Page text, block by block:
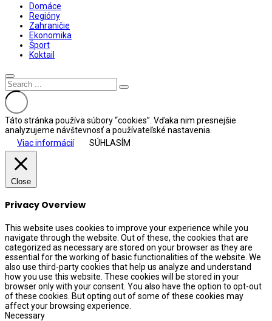
Domáce
Regióny
Zahraničie
Ekonomika
Šport
Koktail
Táto stránka používa súbory “cookies”. Vďaka nim presnejšie
analyzujeme návštevnosť a používateľské nastavenia.
Viac informácií
SÚHLASÍM
Close
Privacy Overview
This website uses cookies to improve your experience while you
navigate through the website. Out of these, the cookies that are
categorized as necessary are stored on your browser as they are
essential for the working of basic functionalities of the website. We
also use third-party cookies that help us analyze and understand
how you use this website. These cookies will be stored in your
browser only with your consent. You also have the option to opt-out
of these cookies. But opting out of some of these cookies may
affect your browsing experience.
Necessary